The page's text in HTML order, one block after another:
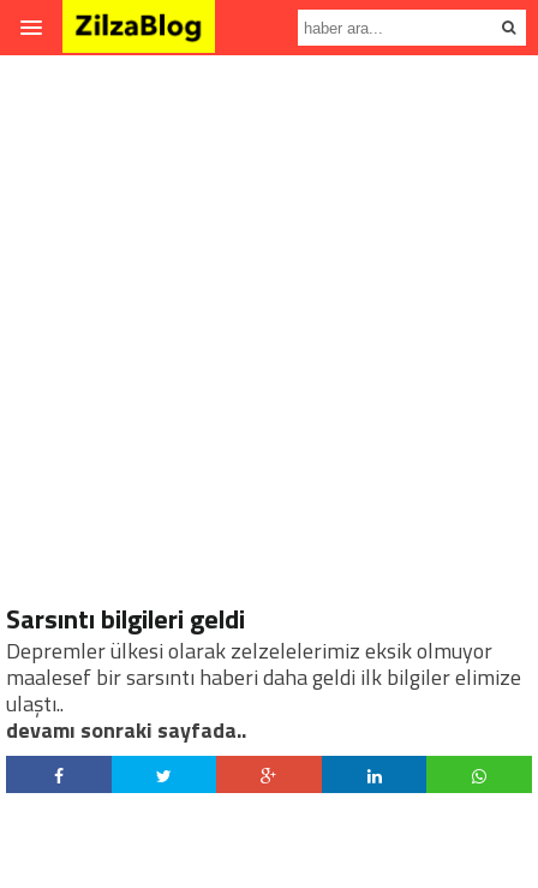
Sarsıntı bilgileri geldi
Depremler ülkesi olarak zelzelelerimiz eksik olmuyor
maalesef bir sarsıntı haberi daha geldi ilk bilgiler elimize
ulaştı..
devamı sonraki sayfada..